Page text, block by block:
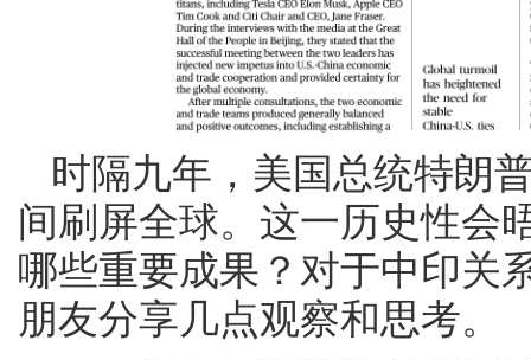
时隔九年，美国总统特朗
间刷屏全球。这一历史性会
哪些重要成果？对于中印关
朋友分享几点观察和思考。